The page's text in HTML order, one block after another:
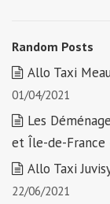
Random Posts
Allo Taxi
01/04/2021
Les
et Île-de-France
Allo Taxi
22/06/2021